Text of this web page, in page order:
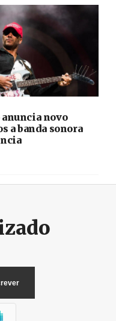
novo
a banda sonora